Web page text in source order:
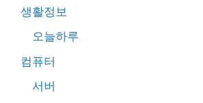
생활정보
오늘하루
컴퓨터
서버